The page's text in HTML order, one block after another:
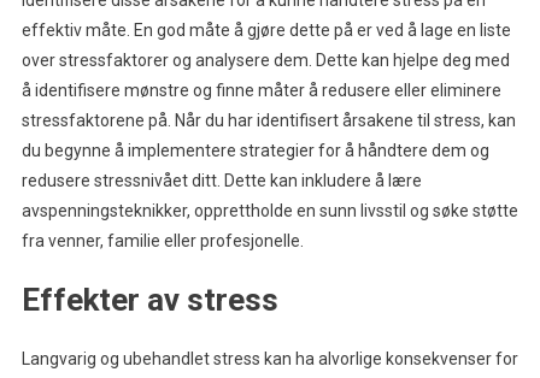
effektiv måte. En god måte å gjøre dette på er ved å lage en liste
over stressfaktorer og analysere dem. Dette kan hjelpe deg med
å identifisere mønstre og finne måter å redusere eller eliminere
stressfaktorene på. Når du har identifisert årsakene til stress, kan
du begynne å implementere strategier for å håndtere dem og
redusere stressnivået ditt. Dette kan inkludere å lære
avspenningsteknikker, opprettholde en sunn livsstil og søke støtte
fra venner, familie eller profesjonelle.
Effekter av stress
Langvarig og ubehandlet stress kan ha alvorlige konsekvenser for